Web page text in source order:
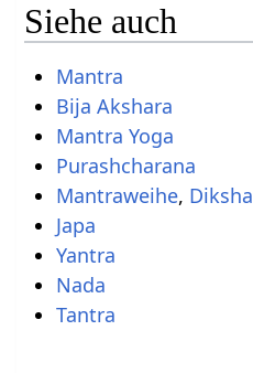
Siehe auch
Mantra
Bija Akshara
Mantra Yoga
Purashcharana
Mantraweihe, Diksha
Japa
Yantra
Nada
Tantra